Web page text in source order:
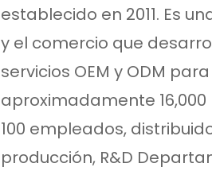
establecido en 2011. Es
y el comercio que
servicios OEM y ODM
aproximadamente
100 empleados,
producción, R&D